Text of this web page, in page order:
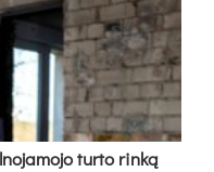
turto rinką